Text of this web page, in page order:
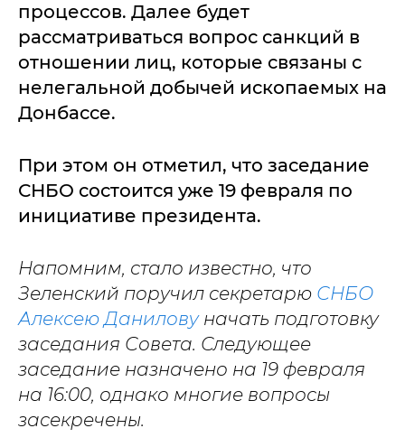
процессов. Далее будет
рассматриваться вопрос санкций в
отношении лиц, которые связаны с
нелегальной добычей ископаемых на
Донбассе.
При этом он отметил, что заседание
СНБО состоится уже 19 февраля по
инициативе президента.
Напомним, стало известно, что
Зеленский поручил секретарю СНБО
Алексею Даниловуначать подготовку
заседания Совета. Следующее
заседание назначено на 19 февраля
на 16:00, однако многие вопросы
засекречены.